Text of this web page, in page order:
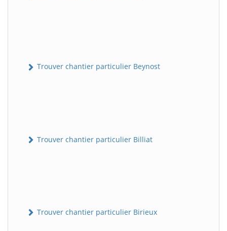
Trouver chantier particulier Beynost
Trouver chantier particulier Billiat
Trouver chantier particulier Birieux